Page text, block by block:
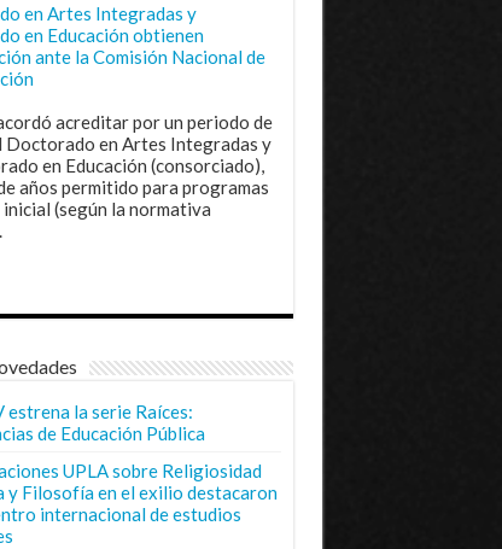
en Artes Integradas y
en Educación obtienen
ante la Comisión Nacional de
acreditar por un periodo de
Doctorado en Artes Integradas y
en Educación (consorciado),
años permitido para programas
inicial (según la normativa
estrena la serie Raíces:
de Educación Pública
UPLA sobre Religiosidad
y Filosofía en el exilio destacaron
internacional de estudios